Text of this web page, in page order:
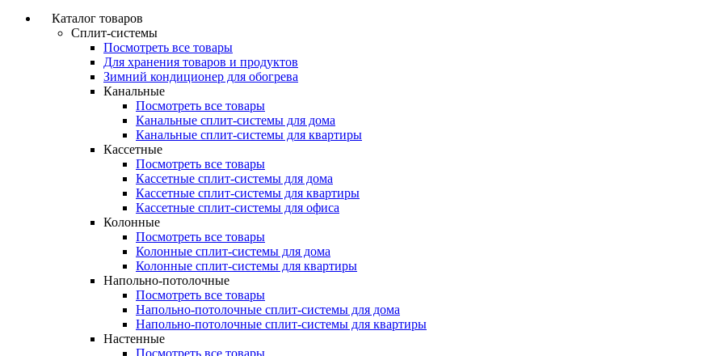
Каталог товаров
Сплит-системы
Посмотреть все товары
Для хранения товаров и продуктов
Зимний кондиционер для обогрева
Канальные
Посмотреть все товары
Канальные сплит-системы для дома
Канальные сплит-системы для квартиры
Кассетные
Посмотреть все товары
Кассетные сплит-системы для дома
Кассетные сплит-системы для квартиры
Кассетные сплит-системы для офиса
Колонные
Посмотреть все товары
Колонные сплит-системы для дома
Колонные сплит-системы для квартиры
Напольно-потолочные
Посмотреть все товары
Напольно-потолочные сплит-системы для дома
Напольно-потолочные сплит-системы для квартиры
Настенные
Посмотреть все товары